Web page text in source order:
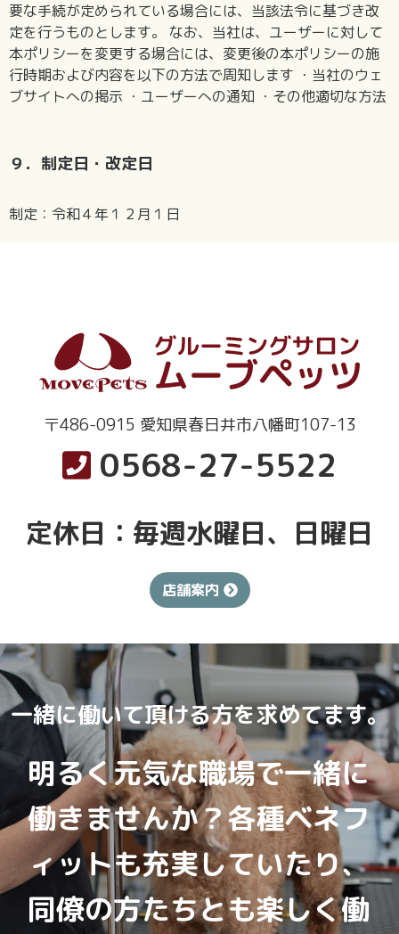
要な手続が定められている場合には、当該法令に基づき改
定を行うものとします。 なお、当社は、ユーザーに対して
本ポリシーを変更する場合には、変更後の本ポリシーの施
行時期および内容を以下の方法で周知します ・当社のウェ
ブサイトへの掲示 ・ユーザーへの通知 ・その他適切な方法
９．制定日・改定日
制定：令和４年１２月１日
〒486-0915 愛知県春日井市八幡町107-13
0568-27-5522
定休日：毎週水曜日、日曜日
店舗案内
一緒に働いて頂ける方を求めてます。
明るく元気な職場で一緒に
働きませんか？各種ベネフ
ィットも充実していたり、
同僚の方たちとも楽しく働